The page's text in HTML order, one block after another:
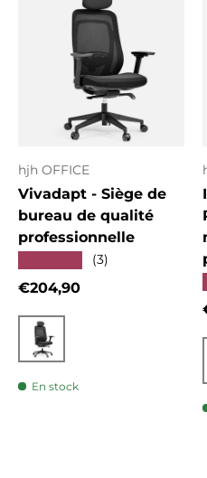
hjh OFFICE
Vivadapt - Siège de
bureau de qualité
professionnelle
(3)
Prix habituel
€204,90
Noir
En stock